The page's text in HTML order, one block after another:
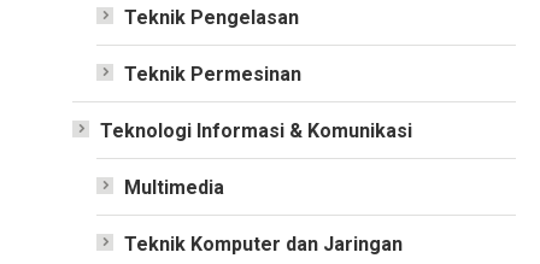
Teknik Pengelasan
Teknik Permesinan
Teknologi Informasi & Komunikasi
Multimedia
Teknik Komputer dan Jaringan